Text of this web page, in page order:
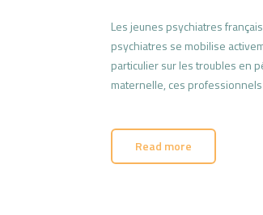
Les jeunes psychiatres
psychiatres se mobilise
particulier sur les troubles en
maternelle, ces
Read more